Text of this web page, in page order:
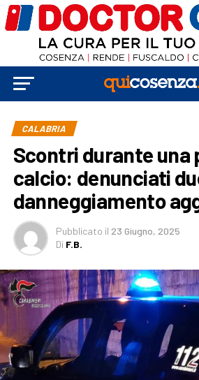
CALABRIA
Scontri durante una
calcio: denunciati
danneggiamento
Pubblicato il 23 Giugno, 2025
Di F.B.